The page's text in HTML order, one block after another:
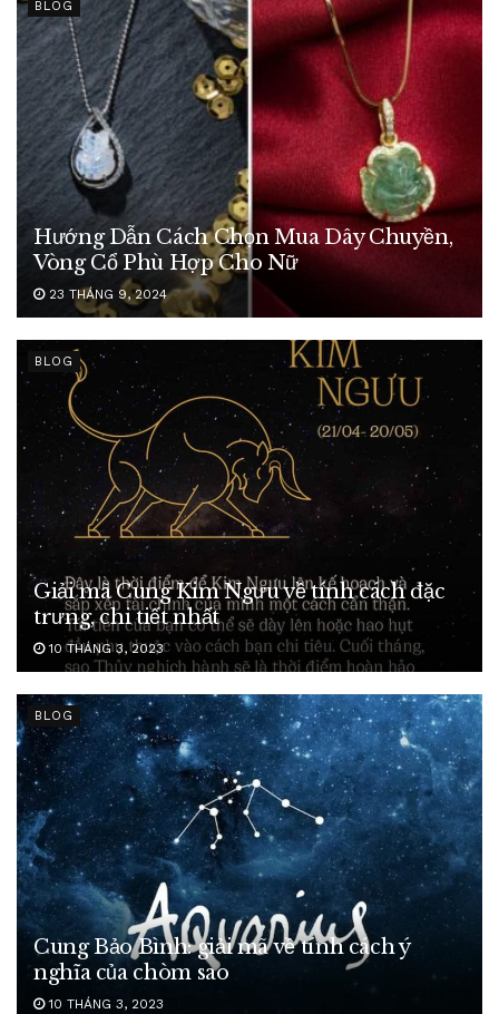
BLOG
Hướng Dẫn Cách Chọn Mua Dây Chuyền,
Vòng Cổ Phù Hợp Cho Nữ
23 THÁNG 9, 2024
BLOG
Giải mã Cung Kim Ngưu về tính cách đặc
trưng, chi tiết nhất
10 THÁNG 3, 2023
BLOG
Cung Bảo Bình: giải mã về tính cách ý
nghĩa của chòm sao
10 THÁNG 3, 2023